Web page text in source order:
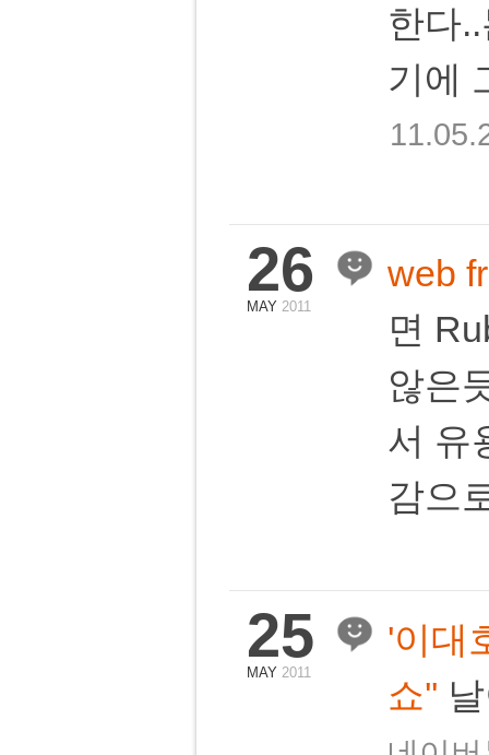
한다
기에
26
MAY 2011
web
면
않은
서 유
감으
25
MAY 2011
'이대
쇼''